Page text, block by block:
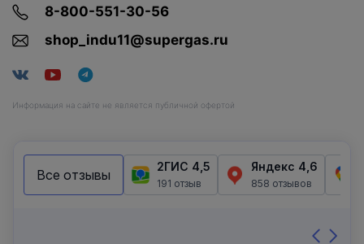
8-800-551-30-56
shop_indu11@supergas.ru
Информация на сайте не является публичной офертой